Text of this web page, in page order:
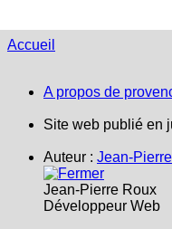
Accueil
A propos de
Site web publié en
Auteur : Jean-
Jean-Pierre Roux
Développeur Web